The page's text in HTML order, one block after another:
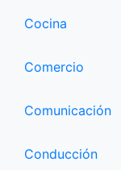
Cocina
Comercio
Comunicación
Conducción